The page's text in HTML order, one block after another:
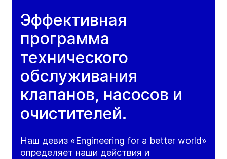
Эффективная
программа
технического
обслуживания
клапанов, насосов и
очистителей.
Наш девиз «Engineering for a better world»
определяет наши действия и